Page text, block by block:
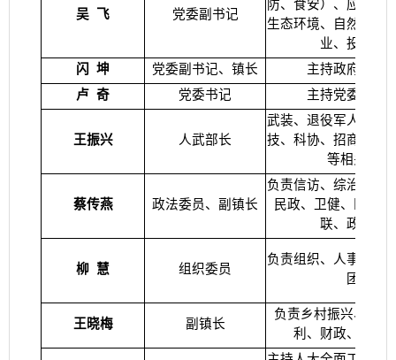
吴 飞 党委副书记
防、食安）、应急管
生态环境、自然资源
业、投资公
闪
坤 党委副书记、镇长
主持政府全面
卢 奇 党委书记 主持党委全面
王振兴 人武部长
武装、退役军人事务
技、科协、招商、工
等相关工作
蔡传燕 政法委员、副镇长
负责信访、综治、维
民政、卫健、医保
联、政务服
柳 慧 组织委员
负责组织、人事、人
团委
王晓梅 副镇长
负责乡村振兴、农
利、财政、妇联